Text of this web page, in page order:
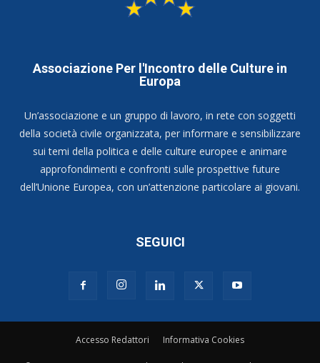
Associazione Per l'Incontro delle Culture in
Europa
Un’associazione e un gruppo di lavoro, in rete con soggetti
della società civile organizzata, per informare e sensibilizzare
sui temi della politica e delle culture europee e animare
approfondimenti e confronti sulle prospettive future
dell’Unione Europea, con un’attenzione particolare ai giovani.
SEGUICI
Accesso Redattori Informativa Cookies